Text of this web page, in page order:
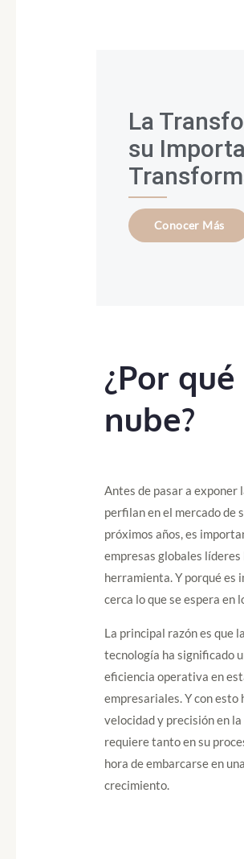
La
su
Conocer Más
¿Por
nube?
Antes de pasar a exponer
perfilan en el mercado de
próximos años, es
empresas globales
herramienta. Y porqué es
cerca lo que se espera en
La principal razón es que
tecnología ha significado
eficiencia operativa en
empresariales. Y con esto
velocidad y precisión en
requiere tanto en su
hora de embarcarse en
crecimiento.